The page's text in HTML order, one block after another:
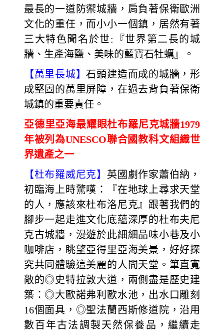
最長的一道防禦城牆，肩負著保衛歐洲
文化的重任，而小小一個鎮，居然有著
三大特色聞名於世:『世界第二長的城
牆、生產海鹽、美味的藍寶石牡蠣』。
【萬里長城】石頭建造而成的城牆，形
成堅固的萬里屏障，在過去背負著保衛
城鎮的重要責任。
亞德里亞海最耀眼杜布羅尼克城牆1979
年被列為UNESCO聯合國教科文組織世
界遺產之一
【杜布羅威尼克】 英國劇作家蕭伯納，
初臨海上時驚嘆：『在地球上尋求天堂
的人，應該來杜布洛尼克』跟著我們的
腳步一起走進文化底蘊深厚的杜布夫尼
克古城牆，漫遊於此細細品味小巷及小
咖啡店，眺望亞得里亞海美景，好好探
究共同體驗這美麗的人間天堂。筆直寬
敞的◎史特拉敦大道，兩側盡是歷史建
築：◎大歐諾弗利歐水池，出水口雕刻
16個面具，◎聖法蘭西斯修道院，沿用
數百年古法調製天然保養品，繼續走